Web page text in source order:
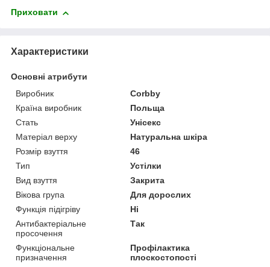
Приховати
Характеристики
Основні атрибути
Виробник
Corbby
Країна виробник
Польща
Стать
Унісекс
Матеріал верху
Натуральна шкіра
Розмір взуття
46
Тип
Устілки
Вид взуття
Закрита
Вікова група
Для дорослих
Функція підігріву
Ні
Антибактеріальне
просочення
Так
Функціональне
призначення
Профілактика
плоскостопості